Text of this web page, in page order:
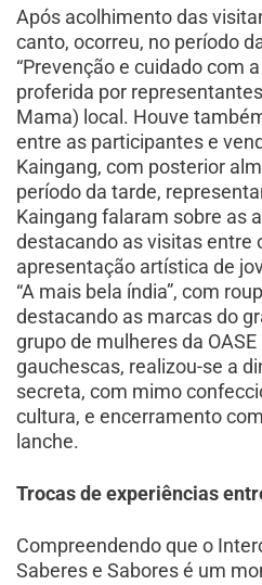
Após acolhimento das
canto, ocorreu, no período
“Prevenção e cuidado com
proferida por
Mama) local. Houve
entre as participantes e
Kaingang, com posterior
período da tarde,
Kaingang falaram sobre as
destacando as visitas entre
apresentação artística de
“A mais bela índia”, com
destacando as marcas do
grupo de mulheres da
gauchescas, realizou-se a
secreta, com mimo
cultura, e encerramento
lanche.
Trocas de experiências
Compreendendo que o
Saberes e Sabores é um